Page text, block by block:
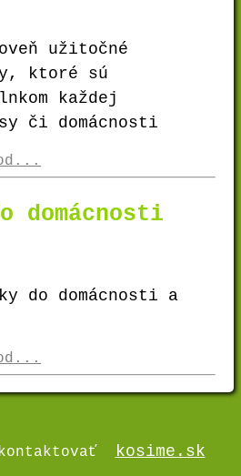
užitočné
ktoré sú
každej
či domácnosti
domácnosti
do domácnosti a
kosime.sk